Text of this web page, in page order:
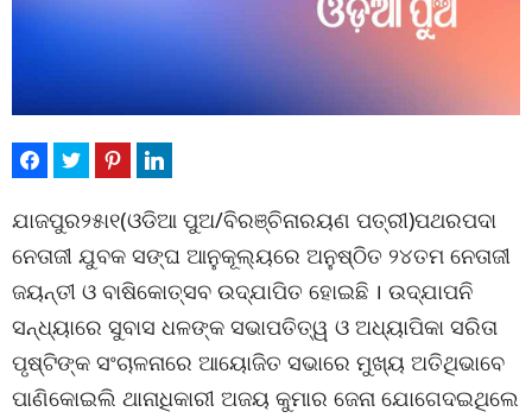
ଯାଜପୁର୨୫ା୧(ଓଡିଆ ପୁଅ/ବିରଞ୍ଚିନାରୟଣ ପତ୍ରୀ)ପଥରପଦା
ନେତାଜୀ ଯୁବକ ସଙ୍ଘ ଆନୁକୂଲ୍ୟରେ ଅନୁଷ୍ଠିତ ୨୪ତମ ନେତାଜୀ
ଜୟନ୍ତୀ ଓ ବାଷିକୋତ୍ସବ ଉଦ୍‌ଯାପିତ ହୋଇଛି । ଉଦ୍‌ଯାପନି
ସନ୍ଧ୍ୟାରେ ସୁବାସ ଧଳଙ୍କ ସଭାପତିତ୍ୱ ଓ ଅଧ୍ୟାପିକା ସରିତା
ପୃଷ୍ଟିଙ୍କ ସଂଚାଳନାରେ ଆୟୋଜିତ ସଭାରେ ମୁଖ୍ୟ ଅତିଥିଭାବେ
ପାଣିକୋଇଲି ଥାନାଧିକାରୀ ଅଜୟ କୁମାର ଜେନା ଯୋଗେଦଇଥିଲେ